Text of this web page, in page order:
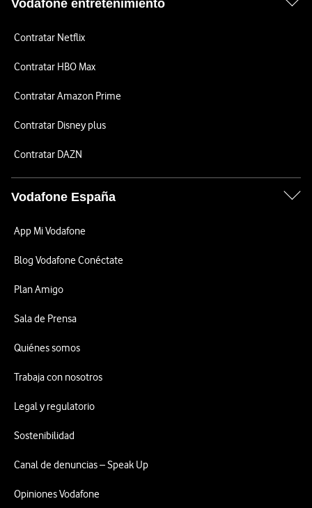
Vodafone entretenimiento
Contratar Netflix
Contratar HBO Max
Contratar Amazon Prime
Contratar Disney plus
Contratar DAZN
Vodafone España
App Mi Vodafone
Blog Vodafone Conéctate
Plan Amigo
Sala de Prensa
Quiénes somos
Trabaja con nosotros
Legal y regulatorio
Sostenibilidad
Canal de denuncias – Speak Up
Opiniones Vodafone